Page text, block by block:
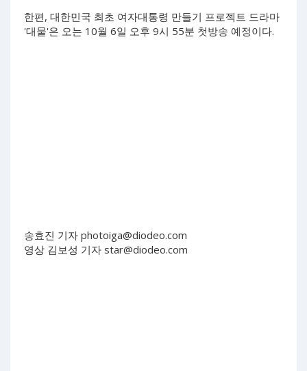
한편, 대한민국 최초 여자대통령 만들기 프로젝트 드라마
'대물'은 오는 10월 6일 오후 9시 55분 첫방송 예정이다.
송효진 기자 photoiga@diodeo.com
영상 김보성 기자 star@diodeo.com